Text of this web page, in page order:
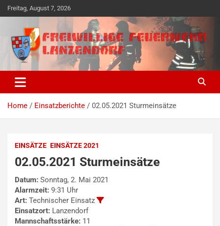
Skip
to
Freitag, August 7, 2026
Freiwillige Feuerwehr
Lanzendorf
Freiwillige Ehrensache seit 1890
Home Einsatzberichte 02.05.2021 Sturmeinsätze
EINSÄTZE EINSÄTZE 2021
02.05.2021 Sturmeinsätze
Datum: Sonntag, 2. Mai 2021
Alarmzeit: 9:31 Uhr
Art: Technischer Einsatz
Einsatzort: Lanzendorf
Mannschaftsstärke: 11